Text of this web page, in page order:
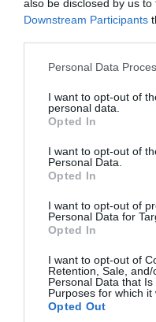
also be disclosed by us
Downstream Participants
Please note that this
not limited to your visit or
grant or deny consent to
use your data for below
consent section.
Personal Data
I want to opt-out of
personal data.
Opted In
I want to opt-out of
Personal Data.
Opted In
I want to opt-out of
Personal Data for
Opted In
I want to opt-out of
Retention, Sale,
Personal Data that
Purposes for which it
Opted Out
Η Χαλ
απόκτηση του
05.08.2026 | 12:32